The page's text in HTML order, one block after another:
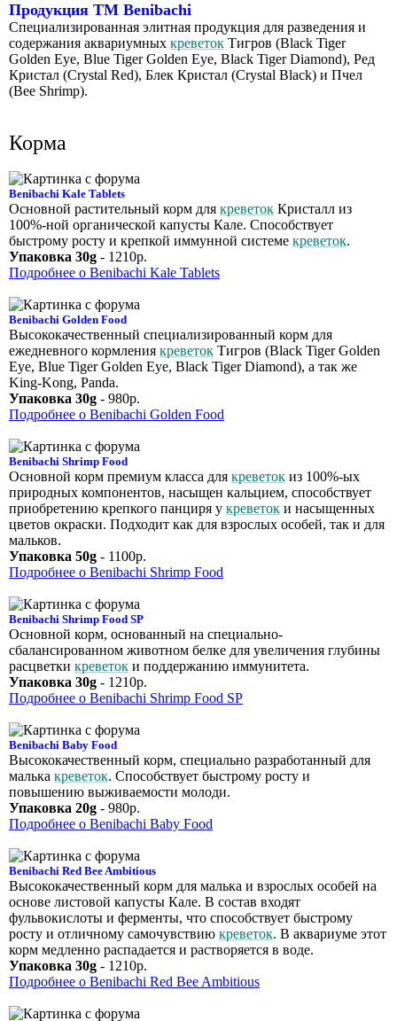
Продукция ТМ Benibachi
Специализированная элитная продукция для разведения и
содержания аквариумных креветок Тигров (Black Tiger
Golden Eye, Blue Tiger Golden Eye, Black Tiger Diamond), Ред
Кристал (Crystal Red), Блек Кристал (Crystal Black) и Пчел
(Bee Shrimp).
Корма
Benibachi Kale Tablets
Основной растительный корм для креветок Кристалл из
100%-ной органической капусты Кале. Способствует
быстрому росту и крепкой иммунной системе креветок.
Упаковка 30g - 1210р.
Подробнее о Benibachi Kale Tablets
Benibachi Golden Food
Высококачественный специализированный корм для
ежедневного кормления креветок Тигров (Black Tiger Golden
Eye, Blue Tiger Golden Eye, Black Tiger Diamond), а так же
King-Kong, Panda.
Упаковка 30g - 980р.
Подробнее о Benibachi Golden Food
Benibachi Shrimp Food
Основной корм премиум класса для креветок из 100%-ых
природных компонентов, насыщен кальцием, способствует
приобретению крепкого панциря у креветок и насыщенных
цветов окраски. Подходит как для взрослых особей, так и для
мальков.
Упаковка 50g - 1100р.
Подробнее о Benibachi Shrimp Food
Benibachi Shrimp Food SP
Основной корм, основанный на специально-
сбалансированном животном белке для увеличения глубины
расцветки креветок и поддержанию иммунитета.
Упаковка 30g - 1210р.
Подробнее о Benibachi Shrimp Food SP
Benibachi Baby Food
Высококачественный корм, специально разработанный для
малька креветок. Способствует быстрому росту и
повышению выживаемости молоди.
Упаковка 20g - 980р.
Подробнее о Benibachi Baby Food
Benibachi Red Bee Ambitious
Высококачественный корм для малька и взрослых особей на
основе листовой капусты Кале. В состав входят
фульвокислоты и ферменты, что способствует быстрому
росту и отличному самочувствию креветок. В аквариуме этот
корм медленно распадается и растворяется в воде.
Упаковка 30g - 1210р.
Подробнее о Benibachi Red Bee Ambitious